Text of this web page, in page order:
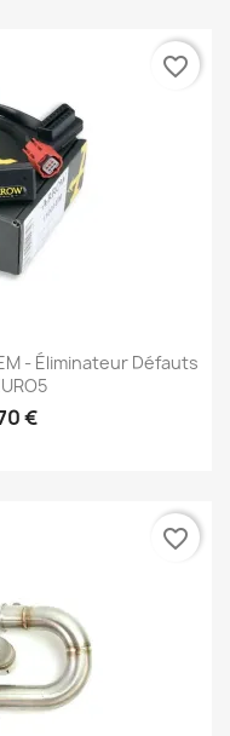
- Éliminateur Défauts
€
favorite_border
favorite_border